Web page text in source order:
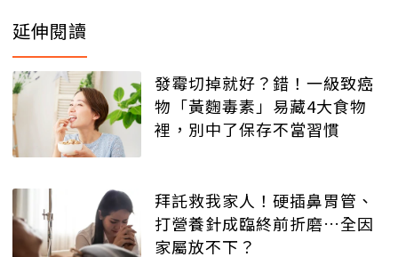
延伸閱讀
發霉切掉就好？錯！一級致癌
物「黃麴毒素」易藏4大食物
裡，別中了保存不當習慣
拜託救我家人！硬插鼻胃管、
打營養針成臨終前折磨…全因
家屬放不下？